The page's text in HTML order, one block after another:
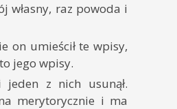
własny, raz powoda i
on umieścił te wpisy,
jego wpisy.
jeden z nich usunął.
merytorycznie i ma